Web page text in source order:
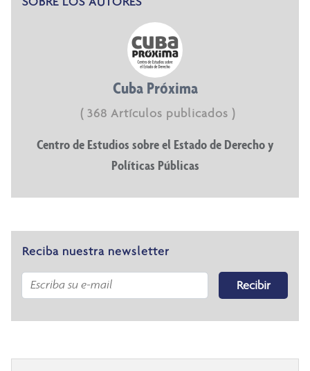
Cuba Próxima
( 368 Artículos publicados )
Centro de Estudios sobre el Estado de Derecho y
Políticas Públicas
Reciba nuestra newsletter
Recibir